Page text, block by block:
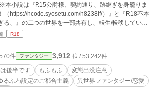
本小説は『R15公爵様、契約通り、跡継ぎを身籠りま
（https://ncode.syosetu.com/n8238if/）』と『R18不本
る、』の二つの世界を一部共有し、転生/転移していま
シーンは最初の１話と、最後に固まっております。
。
R18
件 ファンタジー 3,912 位 / 53,242件
後半です もふもふ
変態出没注意
るふわ設定のご都合主義
異世界ファンタジー/恋愛